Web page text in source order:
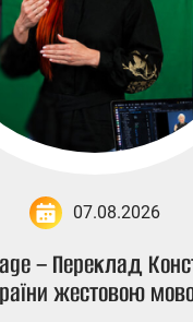
07.08.2026
– Переклад
жестовою